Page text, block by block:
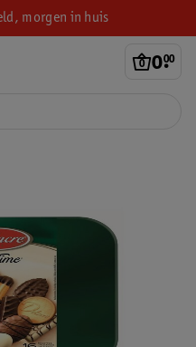
morgen in huis
0.
00